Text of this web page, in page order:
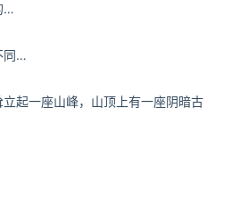
…
同…
起一座山峰，山顶上有一座阴暗古